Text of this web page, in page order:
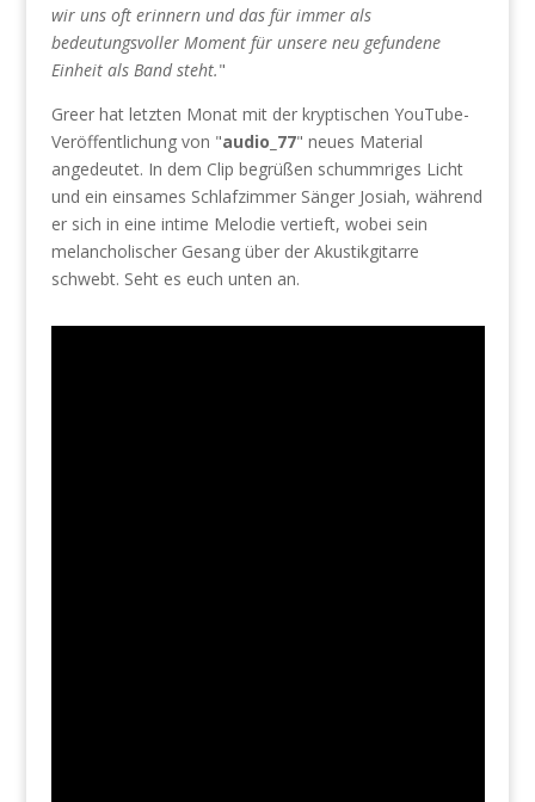
wir uns oft erinnern und das für immer als
bedeutungsvoller Moment für unsere neu gefundene
Einheit als Band steht."
Greer hat letzten Monat mit der kryptischen YouTube-
Veröffentlichung von "audio_77" neues Material
angedeutet. In dem Clip begrüßen schummriges Licht
und ein einsames Schlafzimmer Sänger Josiah, während
er sich in eine intime Melodie vertieft, wobei sein
melancholischer Gesang über der Akustikgitarre
schwebt. Seht es euch unten an.